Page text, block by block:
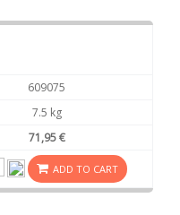
609075
7.5 kg
71,95 €
ADD TO CART